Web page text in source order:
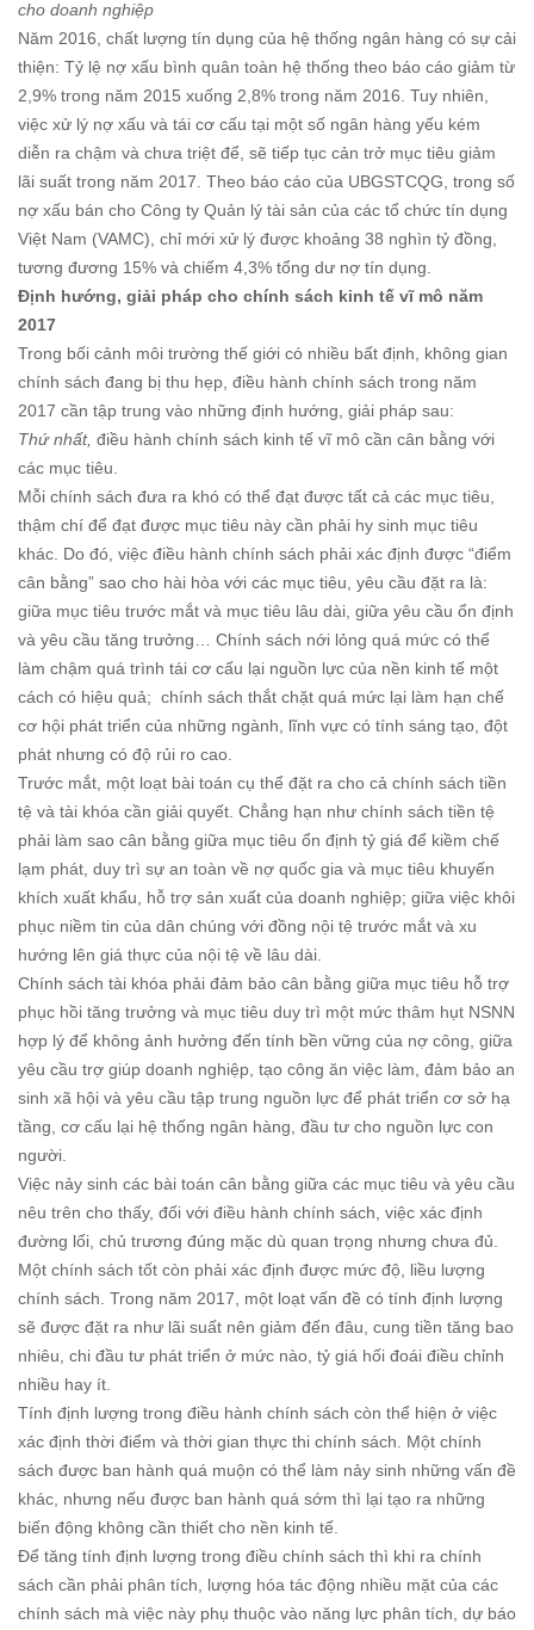
cho doanh nghiệp
Năm 2016, chất lượng tín dụng của hệ thống ngân hàng có sự cải
thiện: Tỷ lệ nợ xấu bình quân toàn hệ thống theo báo cáo giảm từ
2,9% trong năm 2015 xuống 2,8% trong năm 2016. Tuy nhiên,
việc xử lý nợ xấu và tái cơ cấu tại một số ngân hàng yếu kém
diễn ra chậm và chưa triệt để, sẽ tiếp tục cản trở mục tiêu giảm
lãi suất trong năm 2017. Theo báo cáo của UBGSTCQG, trong số
nợ xấu bán cho Công ty Quản lý tài sản của các tổ chức tín dụng
Việt Nam (VAMC), chỉ mới xử lý được khoảng 38 nghìn tỷ đồng,
tương đương 15% và chiếm 4,3% tổng dư nợ tín dụng.
Định hướng, giải pháp cho chính sách kinh tế vĩ mô năm
2017
Trong bối cảnh môi trường thế giới có nhiều bất định, không gian
chính sách đang bị thu hẹp, điều hành chính sách trong năm
2017 cần tập trung vào những định hướng, giải pháp sau:
Thứ nhất, điều hành chính sách kinh tế vĩ mô cần cân bằng với
các mục tiêu.
Mỗi chính sách đưa ra khó có thể đạt được tất cả các mục tiêu,
thậm chí để đạt được mục tiêu này cần phải hy sinh mục tiêu
khác. Do đó, việc điều hành chính sách phải xác định được “điểm
cân bằng” sao cho hài hòa với các mục tiêu, yêu cầu đặt ra là:
giữa mục tiêu trước mắt và mục tiêu lâu dài, giữa yêu cầu ổn định
và yêu cầu tăng trưởng… Chính sách nới lỏng quá mức có thể
làm chậm quá trình tái cơ cấu lại nguồn lực của nền kinh tế một
cách có hiệu quả; chính sách thắt chặt quá mức lại làm hạn chế
cơ hội phát triển của những ngành, lĩnh vực có tính sáng tạo, đột
phát nhưng có độ rủi ro cao.
Trước mắt, một loạt bài toán cụ thể đặt ra cho cả chính sách tiền
tệ và tài khóa cần giải quyết. Chẳng hạn như chính sách tiền tệ
phải làm sao cân bằng giữa mục tiêu ổn định tỷ giá để kiềm chế
lạm phát, duy trì sự an toàn về nợ quốc gia và mục tiêu khuyến
khích xuất khẩu, hỗ trợ sản xuất của doanh nghiệp; giữa việc khôi
phục niềm tin của dân chúng với đồng nội tệ trước mắt và xu
hướng lên giá thực của nội tệ về lâu dài.
Chính sách tài khóa phải đảm bảo cân bằng giữa mục tiêu hỗ trợ
phục hồi tăng trưởng và mục tiêu duy trì một mức thâm hụt NSNN
hợp lý để không ảnh hưởng đến tính bền vững của nợ công, giữa
yêu cầu trợ giúp doanh nghiệp, tạo công ăn việc làm, đảm bảo an
sinh xã hội và yêu cầu tập trung nguồn lực để phát triển cơ sở hạ
tầng, cơ cấu lại hệ thống ngân hàng, đầu tư cho nguồn lực con
người.
Việc nảy sinh các bài toán cân bằng giữa các mục tiêu và yêu cầu
nêu trên cho thấy, đối với điều hành chính sách, việc xác định
đường lối, chủ trương đúng mặc dù quan trọng nhưng chưa đủ.
Một chính sách tốt còn phải xác định được mức độ, liều lượng
chính sách. Trong năm 2017, một loạt vấn đề có tính định lượng
sẽ được đặt ra như lãi suất nên giảm đến đâu, cung tiền tăng bao
nhiêu, chi đầu tư phát triển ở mức nào, tỷ giá hối đoái điều chỉnh
nhiều hay ít.
Tính định lượng trong điều hành chính sách còn thể hiện ở việc
xác định thời điểm và thời gian thực thi chính sách. Một chính
sách được ban hành quá muộn có thể làm nảy sinh những vấn đề
khác, nhưng nếu được ban hành quá sớm thì lại tạo ra những
biến động không cần thiết cho nền kinh tế.
Để tăng tính định lượng trong điều chính sách thì khi ra chính
sách cần phải phân tích, lượng hóa tác động nhiều mặt của các
chính sách mà việc này phụ thuộc vào năng lực phân tích, dự báo